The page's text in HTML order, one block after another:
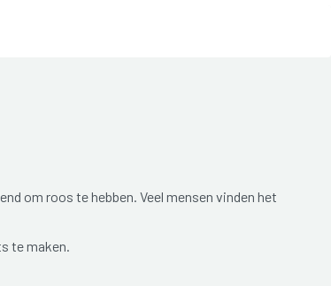
om roos te hebben. Veel mensen vinden het
te maken.